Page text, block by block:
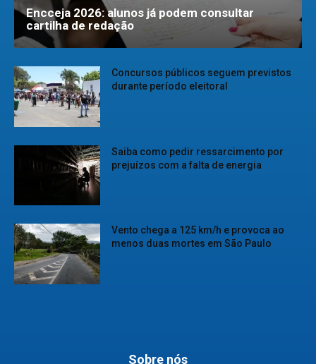
Encceja 2026: alunos já podem consultar
cartilha de redação
Concursos públicos seguem previstos
durante período eleitoral
Saiba como pedir ressarcimento por
prejuízos com a falta de energia
Vento chega a 125 km/h e provoca ao
menos duas mortes em São Paulo
Sobre nós